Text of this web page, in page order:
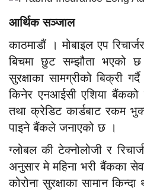
आर्थिक सञ्जाल
काठमाडौं । मोबाइल एप
बिचमा छुट सम्झौता भएको
सुरक्षाका सामग्रीको बिक्री
किनेर एनआईसी एशिया
तथा क्रेडिट कार्डबाट रकम
पाइने बैंकले जनाएको छ ।
ग्लोबल की टेक्नोलोजी र
अनुसार मे महिना भरी बैंकका
कोरोना सुरक्षाका सामान